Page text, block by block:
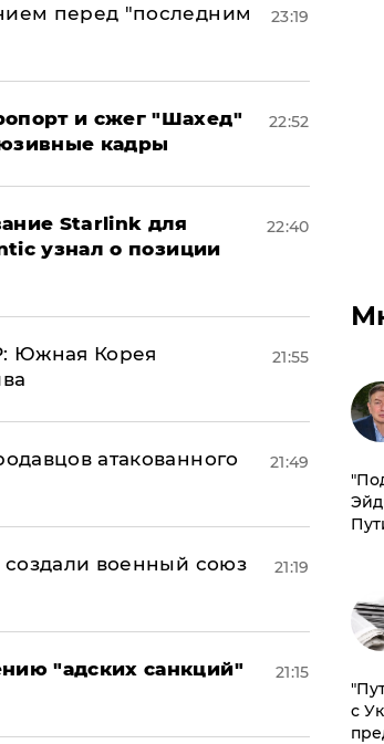
перед "последним
23:19
и сжег "Шахед"
кадры
22:52
Starlink для
узнал о позиции
22:40
Южная Корея
21:55
атакованного
21:49
создали военный союз
21:19
"адских санкций"
21:15
с